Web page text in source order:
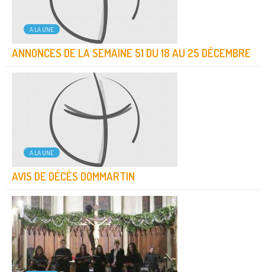
A LA UNE
ANNONCES DE LA SEMAINE 51 DU 18 AU 25 DÉCEMBRE
A LA UNE
AVIS DE DÉCÈS DOMMARTIN